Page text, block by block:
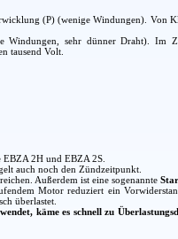
(P) (wenige Windungen). Von
Windungen, sehr dünner Draht). Im
tausend Volt.
2H und EBZA 2S.
auch noch den Zündzeitpunkt.
Außerdem ist eine sogenannte
Motor reduziert ein
überlastet.
käme es schnell zu